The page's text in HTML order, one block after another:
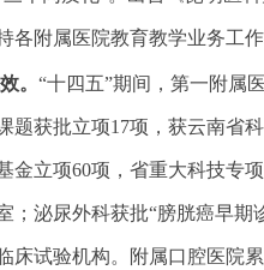
各附属医院教育教学业务工
。 “十四五”期间，第一附属
题获批立项17项，获云南省
金立项60项，省重大科技专
；泌尿外科获批“膀胱癌早
床试验机构。附属口腔医院